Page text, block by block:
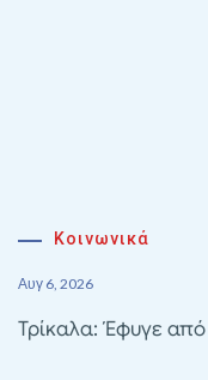
Κοινωνικά
Αυγ 6, 2026
Τρίκαλα: Έφυγε